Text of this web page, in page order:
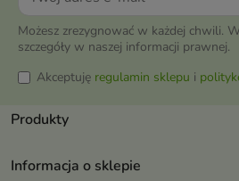
Możesz zrezygnować w każdej chwili.
szczegóły w naszej informacji prawnej.
Akceptuję regulamin sklepu i
Produkty
Informacja o sklepie